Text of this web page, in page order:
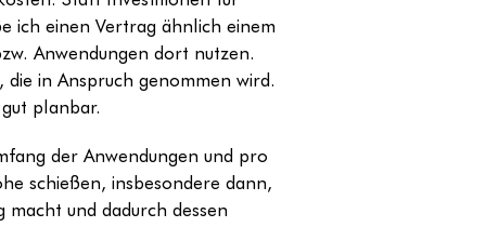
ich einen Vertrag ähnlich einem
Anwendungen dort nutzen.
in Anspruch genommen wird.
planbar.
der Anwendungen und pro
schießen, insbesondere dann,
und dadurch dessen